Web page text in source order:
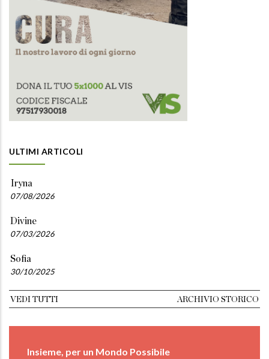
ULTIMI ARTICOLI
Iryna
07/08/2026
Divine
07/03/2026
Sofia
30/10/2025
VEDI TUTTI ARCHIVIO STORICO
Insieme, per un Mondo Possibile